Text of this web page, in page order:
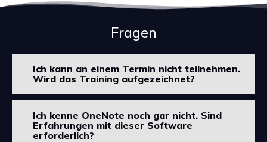
Fragen
Ich kann an einem Termin nicht teilnehmen.
Wird das Training aufgezeichnet?
Ich kenne OneNote noch gar nicht. Sind
Erfahrungen mit dieser Software
erforderlich?